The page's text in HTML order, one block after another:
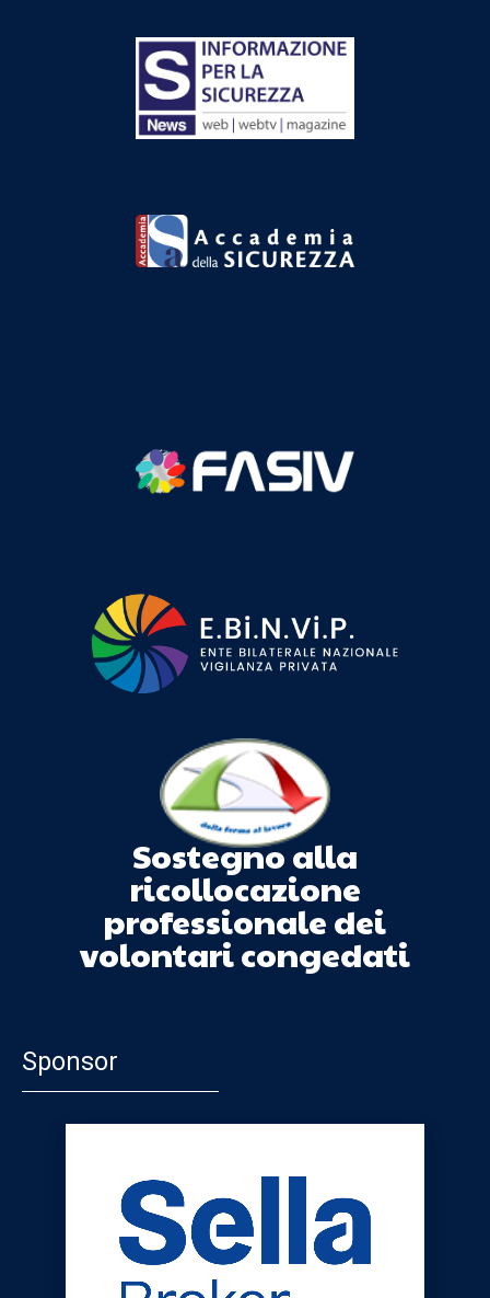
Sostegno alla
ricollocazione
professionale dei
volontari congedati
Sponsor